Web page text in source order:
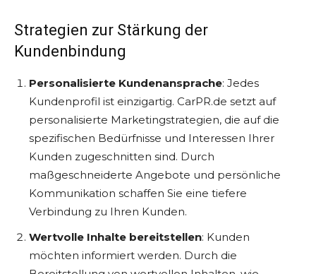
Strategien zur Stärkung der
Kundenbindung
Personalisierte Kundenansprache: Jedes
Kundenprofil ist einzigartig. CarPR.de setzt auf
personalisierte Marketingstrategien, die auf die
spezifischen Bedürfnisse und Interessen Ihrer
Kunden zugeschnitten sind. Durch
maßgeschneiderte Angebote und persönliche
Kommunikation schaffen Sie eine tiefere
Verbindung zu Ihren Kunden.
Wertvolle Inhalte bereitstellen: Kunden
möchten informiert werden. Durch die